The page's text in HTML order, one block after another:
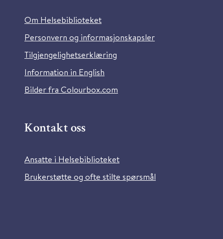
Om Helsebiblioteket
Personvern og informasjonskapsler
Tilgjengelighetserklæring
Information in English
Bilder fra Colourbox.com
Kontakt oss
Ansatte i Helsebiblioteket
Brukerstøtte og ofte stilte spørsmål